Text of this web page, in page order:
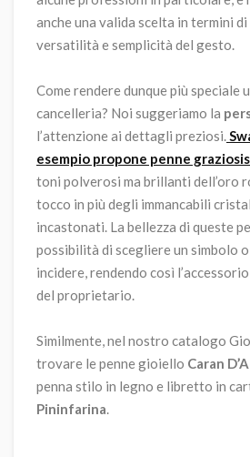
anche una valida scelta in termini
versatilità e semplicità del gesto.
Come rendere dunque più speciale
cancelleria? Noi suggeriamo la
l’attenzione ai dettagli preziosi.
esempio propone penne
toni polverosi ma brillanti dell’oro
tocco in più degli immancabili
incastonati. La bellezza di queste
possibilità di scegliere un simbolo
incidere, rendendo così
del proprietario.
Similmente, nel nostro catalogo
trovare le penne gioiello Caran
penna stilo in legno e libretto in
Pininfarina.